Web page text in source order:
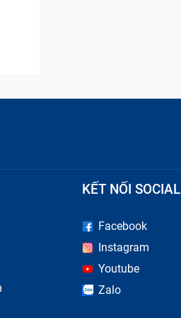
tùy
KẾT NỐI SOCIAL
Facebook
Instagram
Youtube
Zalo